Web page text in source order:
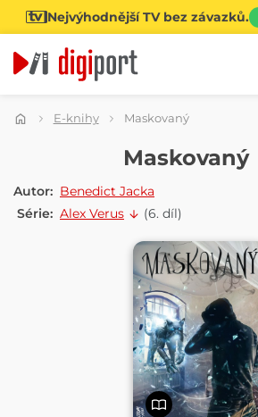
Nejvýhodnější TV bez závazků.
Kategorie
E-knihy Maskovaný
Maskovaný
Autor: Benedict Jacka
Série: Alex Verus (6. díl)